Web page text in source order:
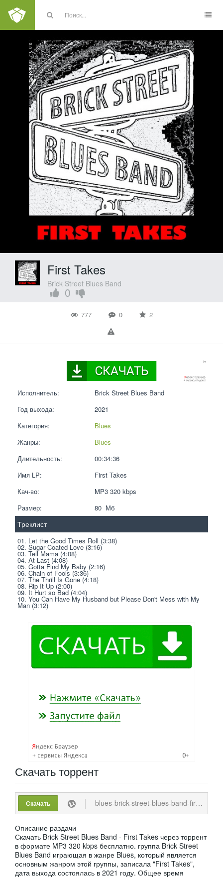
First Takes
Brick Street Blues Band
0
777 0 2
Исполнитель:
Brick Street Blues Band
Год выхода:
2021
Категория:
Blues
Жанры:
Blues
Длительность:
00:34:36
Имя LP:
First Takes
Кач-во:
MP3 320 kbps
Размер:
80  Мб
Треклист
01. Let the Good Times Roll (3:38)
02. Sugar Coated Love (3:16)
03. Tell Mama (4:08)
04. At Last (4:08)
05. Gotta Find My Baby (2:16)
06. Chain of Fools (3:36)
07. The Thrill Is Gone (4:18)
08. Rip It Up (2:00)
09. It Hurt so Bad (4:04)
10. You Can Have My Husband but Please Don't Mess with My
Man (3:12)
Скачатьторрент
Скачать blues-brick-street-blues-band-first-takes-2021-mp3-320-kbps.torrent
Описание раздачи
Скачать Brick Street Blues Band - First Takes через торрент
в формате MP3 320 kbps бесплатно. группа Brick Street
Blues Band играющая в жанре Blues, который является
основным жанром этой группы, записала "First Takes",
дата выхода состоялась в 2021 году. Общее время